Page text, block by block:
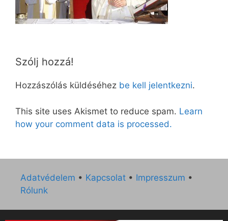
Szólj hozzá!
Hozzászólás küldéséhez be kell jelentkezni.
This site uses Akismet to reduce spam. Learn
how your comment data is processed.
Adatvédelem • Kapcsolat • Impresszum •
Rólunk